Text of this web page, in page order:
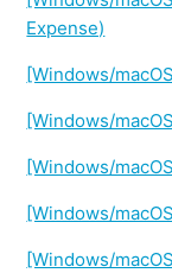
Expense)
[Windows/
[Windows/
[Windows/
[Windows/
[Windows/